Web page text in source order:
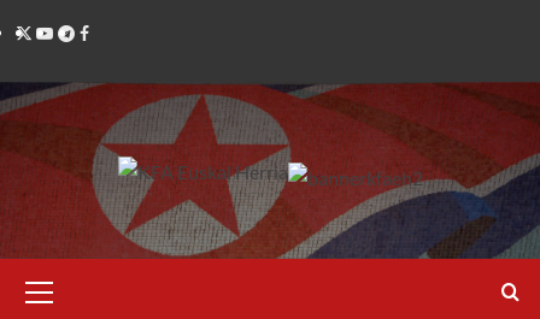
al
Twitter
YouTube
Telegram
Facebook
primario